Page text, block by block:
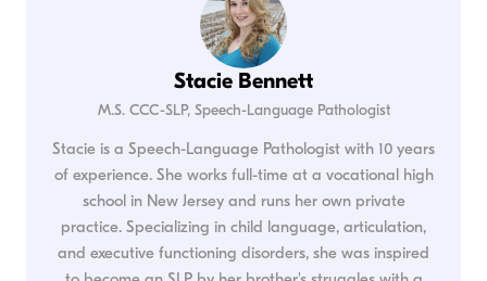
Stacie Bennett
M.S. CCC-SLP, Speech-Language Pathologist
Stacie is a Speech-Language Pathologist with 10 years
of experience. She works full-time at a vocational high
school in New Jersey and runs her own private
practice. Specializing in child language, articulation,
and executive functioning disorders, she was inspired